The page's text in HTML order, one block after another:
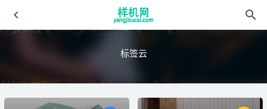
标签云